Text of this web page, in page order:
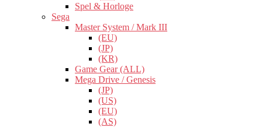
Spel & Horloge
Sega
Master System / Mark III
(EU)
(JP)
(KR)
Game Gear (ALL)
Mega Drive / Genesis
(JP)
(US)
(EU)
(AS)